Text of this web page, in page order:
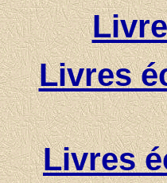
Livres
Livres